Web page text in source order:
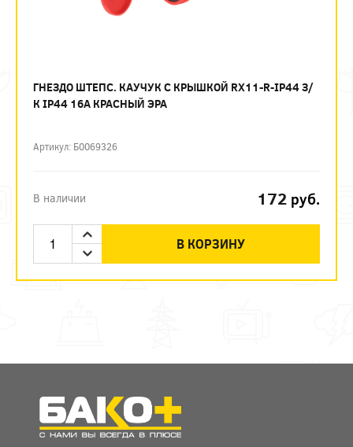
ГНЕЗДО ШТЕПС. КАУЧУК С КРЫШКОЙ RX11-R-IP44 З/
К IP44 16А КРАСНЫЙ ЭРА
Артикул: Б0069326
В наличии 172 руб.
В КОРЗИНУ